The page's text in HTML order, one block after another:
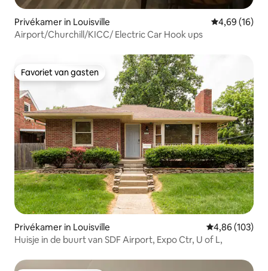
Privékamer in Louisville Gemiddelde
4,69 (16)
Airport/Churchill/KICC/ Electric Car Hook ups
Favoriet van gasten
Favoriet van gasten
Privékamer in Louisville Gemiddelde
4,86 (103)
Huisje in de buurt van SDF Airport, Expo Ctr, U of L,